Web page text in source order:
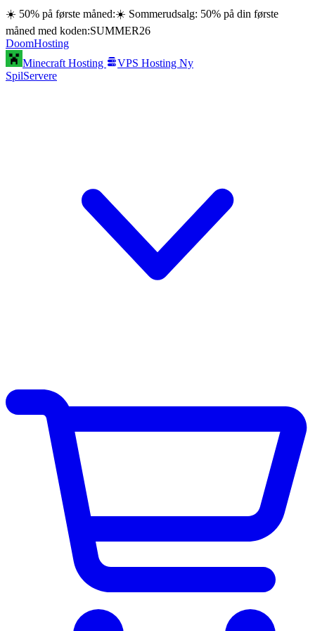
☀️ 50% på første måned:☀️ Sommerudsalg: 50% på din første
måned med koden:SUMMER26
DoomHosting
Minecraft Hosting
VPS Hosting Ny
SpilServere